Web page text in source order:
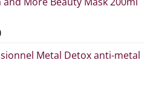
Η
τιμή
Metal Detox anti-metal